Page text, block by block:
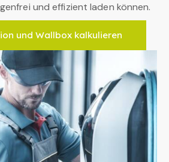
und effizient laden können.
und Wallbox kalkulieren